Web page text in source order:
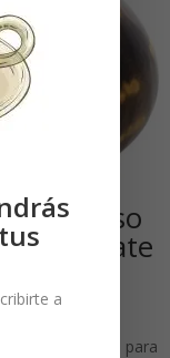
Vaso
mate
estar registrado para
a